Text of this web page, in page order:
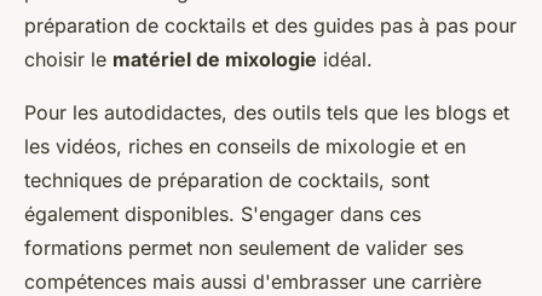
préparation de cocktails et des guides pas à pas pour
choisir le matériel de mixologie idéal.
Pour les autodidactes, des outils tels que les blogs et
les vidéos, riches en conseils de mixologie et en
techniques de préparation de cocktails, sont
également disponibles. S'engager dans ces
formations permet non seulement de valider ses
compétences mais aussi d'embrasser une carrière